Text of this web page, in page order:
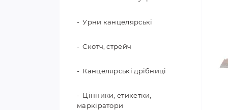
Рахунковий та навчальний
матеріал
Папки для креслення,
Урни канцелярські
Скотч, стрейч
Канцелярські дрібниці
Цінники, етикетки,
маркіратори